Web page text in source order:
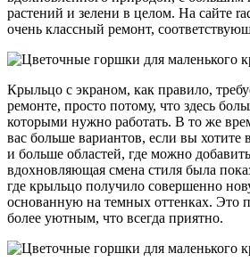
растений и зелени в целом. На сайте
очень классный ремонт,
Крыльцо с экраном, как правило,
ремонте, просто потому, что здесь
которыми нужно работать. В то же
вас больше вариантов, если вы хотите
и больше областей, где можно
вдохновляющая смена стиля была
где крыльцо получило совершенно
основанную на темных оттенках. Это
более уютным, что всегда приятно.